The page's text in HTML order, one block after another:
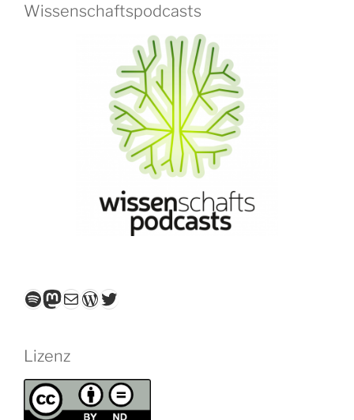
Wissenschaftspodcasts
Spotify
Mastodon
E-MailWordPress
Twitter
Lizenz